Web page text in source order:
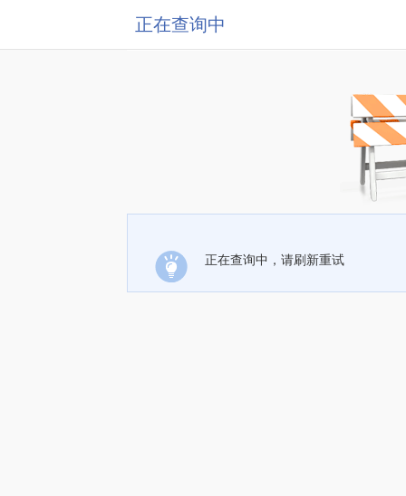
正在查询中
正在查询中，请刷新重试